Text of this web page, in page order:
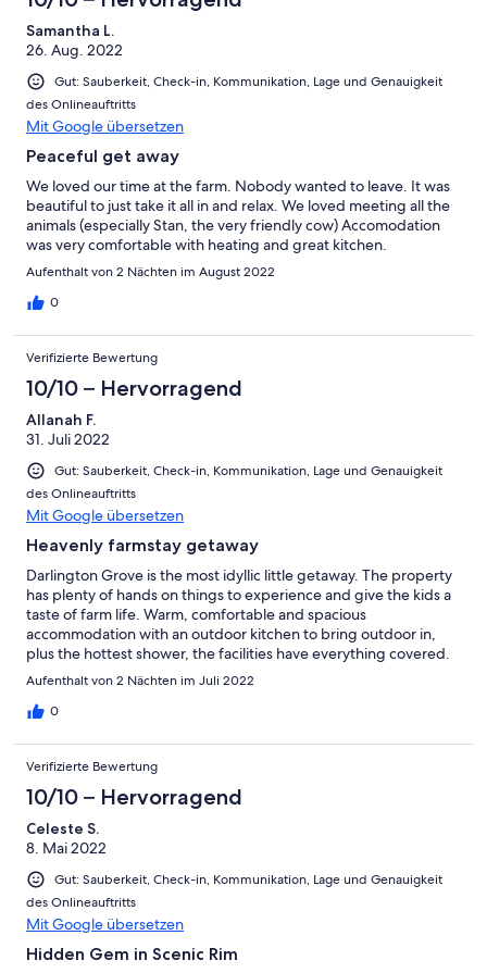
Samantha L.
26. Aug. 2022
Gut: Sauberkeit, Check-in, Kommunikation, Lage und Genauigkeit
des Onlineauftritts
Mit Google übersetzen
Peaceful get away
We loved our time at the farm. Nobody wanted to leave. It was
beautiful to just take it all in and relax. We loved meeting all the
animals (especially Stan, the very friendly cow) Accomodation
was very comfortable with heating and great kitchen.
Aufenthalt von 2 Nächten im August 2022
0
Verifizierte Bewertung
10/10 – Hervorragend
Allanah F.
31. Juli 2022
Gut: Sauberkeit, Check-in, Kommunikation, Lage und Genauigkeit
des Onlineauftritts
Mit Google übersetzen
Heavenly farmstay getaway
Darlington Grove is the most idyllic little getaway. The property
has plenty of hands on things to experience and give the kids a
taste of farm life. Warm, comfortable and spacious
accommodation with an outdoor kitchen to bring outdoor in,
plus the hottest shower, the facilities have everything covered.
The free wandering farm animals were friendly and tame and
creek running through the property was a great source of fun
there’s lots to do on and off the property to keep you busy for
more than a few days! Loved every moment.
Aufenthalt von 2 Nächten im Juli 2022
0
Verifizierte Bewertung
10/10 – Hervorragend
Celeste S.
8. Mai 2022
Gut: Sauberkeit, Check-in, Kommunikation, Lage und Genauigkeit
des Onlineauftritts
Mit Google übersetzen
Hidden Gem in Scenic Rim